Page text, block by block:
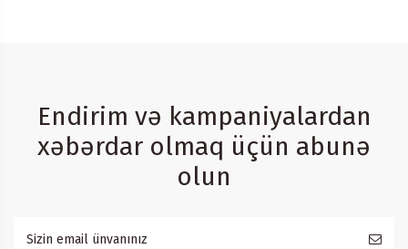
Endirim və kampaniyalardan
xəbərdar olmaq üçün abunə
olun